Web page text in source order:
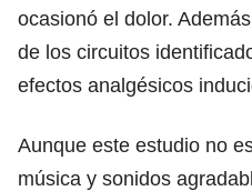
ocasionó el dolor.
de los circuitos
efectos analgésicos
Aunque este estudio no
música y sonidos